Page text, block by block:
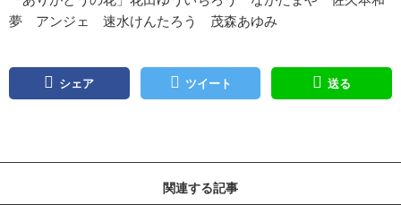
夢 アンジェ 速水けんたろう 茂森あゆみ
シェア ツイート 送る
関連する記事